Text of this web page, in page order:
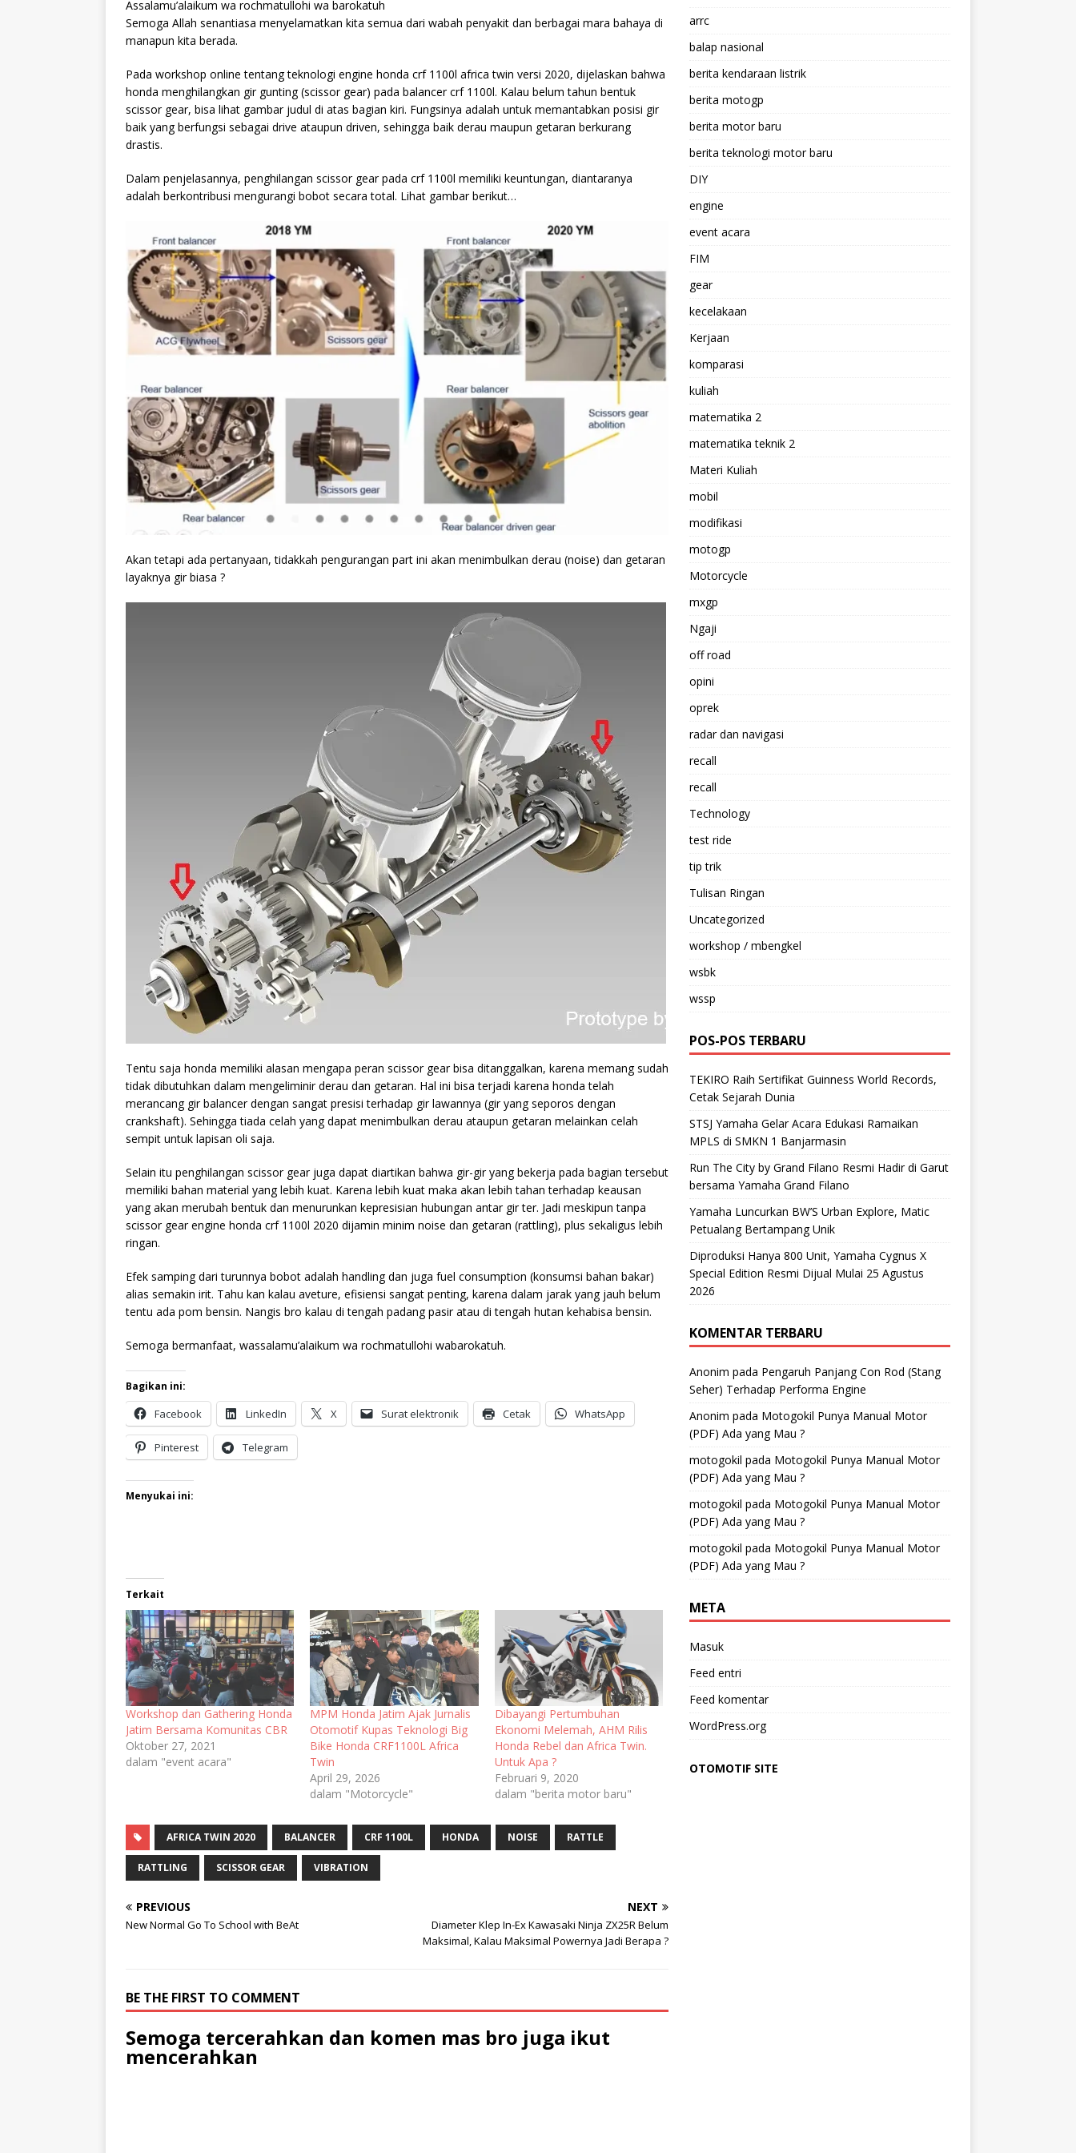
Assalamu’alaikum wa rochmatullohi wa barokatuh
Semoga Allah senantiasa menyelamatkan kita semua dari wabah penyakit dan berbagai mara bahaya di
manapun kita berada.
Pada workshop online tentang teknologi engine honda crf 1100l africa twin versi 2020, dijelaskan bahwa
honda menghilangkan gir gunting (scissor gear) pada balancer crf 1100l. Kalau belum tahun bentuk
scissor gear, bisa lihat gambar judul di atas bagian kiri. Fungsinya adalah untuk memantabkan posisi gir
baik yang berfungsi sebagai drive ataupun driven, sehingga baik derau maupun getaran berkurang
drastis.
Dalam penjelasannya, penghilangan scissor gear pada crf 1100l memiliki keuntungan, diantaranya
adalah berkontribusi mengurangi bobot secara total. Lihat gambar berikut…
Akan tetapi ada pertanyaan, tidakkah pengurangan part ini akan menimbulkan derau (noise) dan getaran
layaknya gir biasa ?
Tentu saja honda memiliki alasan mengapa peran scissor gear bisa ditanggalkan, karena memang sudah
tidak dibutuhkan dalam mengeliminir derau dan getaran. Hal ini bisa terjadi karena honda telah
merancang gir balancer dengan sangat presisi terhadap gir lawannya (gir yang seporos dengan
crankshaft). Sehingga tiada celah yang dapat menimbulkan derau ataupun getaran melainkan celah
sempit untuk lapisan oli saja.
Selain itu penghilangan scissor gear juga dapat diartikan bahwa gir-gir yang bekerja pada bagian tersebut
memiliki bahan material yang lebih kuat. Karena lebih kuat maka akan lebih tahan terhadap keausan
yang akan merubah bentuk dan menurunkan kepresisian hubungan antar gir ter. Jadi meskipun tanpa
scissor gear engine honda crf 1100l 2020 dijamin minim noise dan getaran (rattling), plus sekaligus lebih
ringan.
Efek samping dari turunnya bobot adalah handling dan juga fuel consumption (konsumsi bahan bakar)
alias semakin irit. Tahu kan kalau aveture, efisiensi sangat penting, karena dalam jarak yang jauh belum
tentu ada pom bensin. Nangis bro kalau di tengah padang pasir atau di tengah hutan kehabisa bensin.
Semoga bermanfaat, wassalamu’alaikum wa rochmatullohi wabarokatuh.
Bagikan ini:
Facebook LinkedIn X Surat elektronik Cetak WhatsApp
Pinterest Telegram
Menyukai ini:
Terkait
Workshop dan Gathering Honda
Jatim Bersama Komunitas CBR
Oktober 27, 2021
dalam "event acara"
MPM Honda Jatim Ajak Jurnalis
Otomotif Kupas Teknologi Big
Bike Honda CRF1100L Africa
Twin
April 29, 2026
dalam "Motorcycle"
Dibayangi Pertumbuhan
Ekonomi Melemah, AHM Rilis
Honda Rebel dan Africa Twin.
Untuk Apa ?
Februari 9, 2020
dalam "berita motor baru"
AFRICA TWIN 2020 BALANCER CRF 1100L HONDA NOISE RATTLE
RATTLING SCISSOR GEAR VIBRATION
PREVIOUS
New Normal Go To School with BeAt
NEXT
Diameter Klep In-Ex Kawasaki Ninja ZX25R Belum
Maksimal, Kalau Maksimal Powernya Jadi Berapa ?
BE THE FIRST TO COMMENT
Semoga tercerahkan dan komen mas bro juga ikut
mencerahkan
arrc
balap nasional
berita kendaraan listrik
berita motogp
berita motor baru
berita teknologi motor baru
DIY
engine
event acara
FIM
gear
kecelakaan
Kerjaan
komparasi
kuliah
matematika 2
matematika teknik 2
Materi Kuliah
mobil
modifikasi
motogp
Motorcycle
mxgp
Ngaji
off road
opini
oprek
radar dan navigasi
recall
recall
Technology
test ride
tip trik
Tulisan Ringan
Uncategorized
workshop / mbengkel
wsbk
wssp
POS-POS TERBARU
TEKIRO Raih Sertifikat Guinness World Records,
Cetak Sejarah Dunia
STSJ Yamaha Gelar Acara Edukasi Ramaikan
MPLS di SMKN 1 Banjarmasin
Run The City by Grand Filano Resmi Hadir di Garut
bersama Yamaha Grand Filano
Yamaha Luncurkan BW’S Urban Explore, Matic
Petualang Bertampang Unik
Diproduksi Hanya 800 Unit, Yamaha Cygnus X
Special Edition Resmi Dijual Mulai 25 Agustus
2026
KOMENTAR TERBARU
Anonim pada Pengaruh Panjang Con Rod (Stang
Seher) Terhadap Performa Engine
Anonim pada Motogokil Punya Manual Motor
(PDF) Ada yang Mau ?
motogokil pada Motogokil Punya Manual Motor
(PDF) Ada yang Mau ?
motogokil pada Motogokil Punya Manual Motor
(PDF) Ada yang Mau ?
motogokil pada Motogokil Punya Manual Motor
(PDF) Ada yang Mau ?
META
Masuk
Feed entri
Feed komentar
WordPress.org
OTOMOTIF SITE